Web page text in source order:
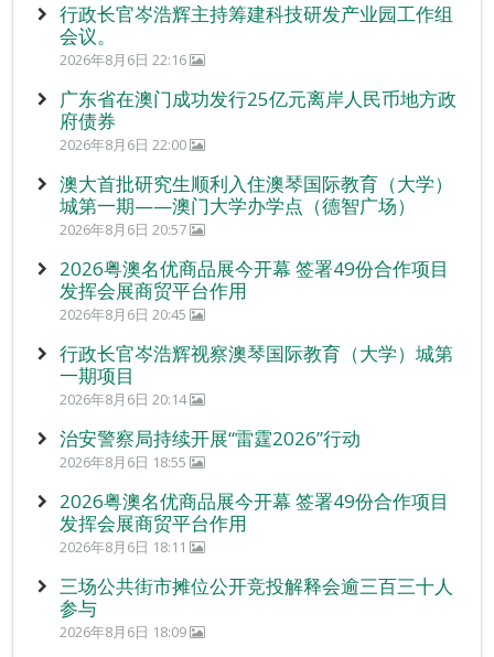
行政长官岑浩辉主持筹建科技研发产业园工作组
会议。
2026年8月6日 22:16
广东省在澳门成功发行25亿元离岸人民币地方政
府债券
2026年8月6日 22:00
澳大首批研究生顺利入住澳琴国际教育（大学）
城第一期——澳门大学办学点（德智广场）
2026年8月6日 20:57
2026粤澳名优商品展今开幕 签署49份合作项目
发挥会展商贸平台作用
2026年8月6日 20:45
行政长官岑浩辉视察澳琴国际教育（大学）城第
一期项目
2026年8月6日 20:14
治安警察局持续开展“雷霆2026”行动
2026年8月6日 18:55
2026粤澳名优商品展今开幕 签署49份合作项目
发挥会展商贸平台作用
2026年8月6日 18:11
三场公共街市摊位公开竞投解释会逾三百三十人
参与
2026年8月6日 18:09